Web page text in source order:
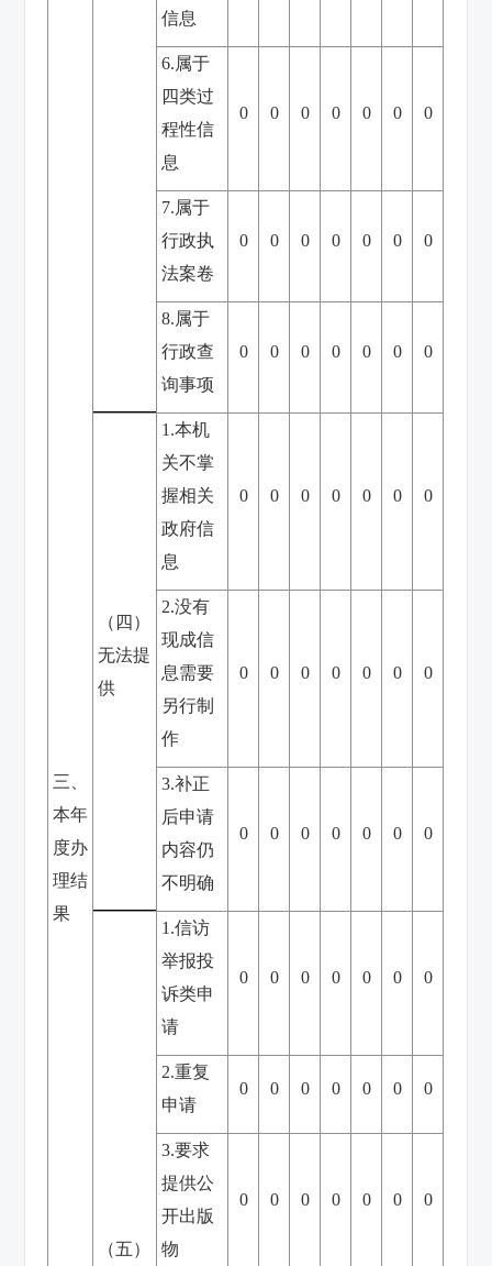
三、
本年
度办
理结
果
信息
6.属于
四类过
程性信
息
0 0 0 0 0 0 0
7.属于
行政执
法案卷
0 0 0 0 0 0 0
8.属于
行政查
询事项
0 0 0 0 0 0 0
（四）
无法提
供
1.本机
关不掌
握相关
政府信
息
0 0 0 0 0 0 0
2.没有
现成信
息需要
另行制
作
0 0 0 0 0 0 0
3.补正
后申请
内容仍
不明确
0 0 0 0 0 0 0
（五）
1.信访
举报投
诉类申
请
0 0 0 0 0 0 0
2.重复
申请
0 0 0 0 0 0 0
3.要求
提供公
开出版
物
0 0 0 0 0 0 0